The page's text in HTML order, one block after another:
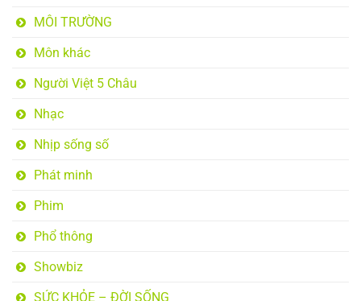
MÔI TRƯỜNG
Môn khác
Người Việt 5 Châu
Nhạc
Nhịp sống số
Phát minh
Phim
Phổ thông
Showbiz
SỨC KHỎE – ĐỜI SỐNG